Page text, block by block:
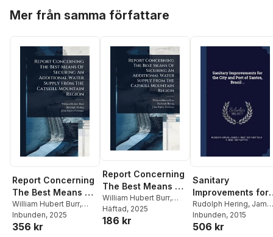
Mer från samma författare
Report Concerning
The Best Means Of
Securing An
Additional Water
Supply From The
William Hubert Burr,
Rudolph Hering
Inbunden, 2025
356 kr
Report Concerning
The Best Means Of
Securing An
Additional Water
Supply From The
William Hubert Burr,
Rudolph Hering
Häftad, 2025
186 kr
Sanitary
Improvements for
the City and Port
Santos, Brazil ..
Rudolph Hering,
H 1863-1932 Fuertes
a 1838-1903 Fuertes
Inbunden, 2015
506 kr